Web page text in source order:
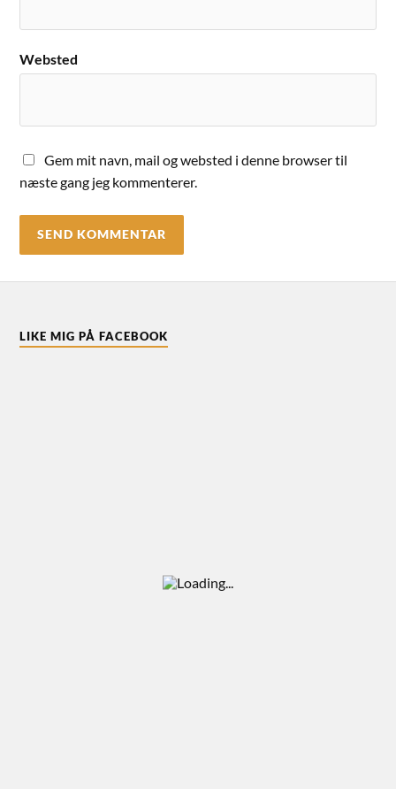
Websted
Gem mit navn, mail og websted i denne browser til
næste gang jeg kommenterer.
LIKE MIG PÅ FACEBOOK